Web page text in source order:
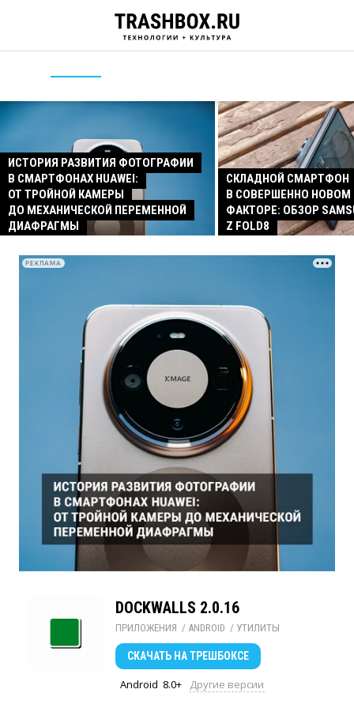
ИСТОРИЯ РАЗВИТИЯ ФОТОГРАФИИ
В СМАРТФОНАХ HUAWEI:
ОТ ТРОЙНОЙ КАМЕРЫ
ДО МЕХАНИЧЕСКОЙ ПЕРЕМЕННОЙ
ДИАФРАГМЫ
СКЛАДНОЙ СМАРТФОН
В СОВЕРШЕННО
ФАКТОРЕ: ОБЗОР
Z FOLD8
РЕКЛАМА
DOCKWALLS 2.0.16
ПРИЛОЖЕНИЯ / ANDROID / УТИЛИТЫ
СКАЧАТЬ НА ТРЕШБОКСЕ
Android 8.0+ Другие версии